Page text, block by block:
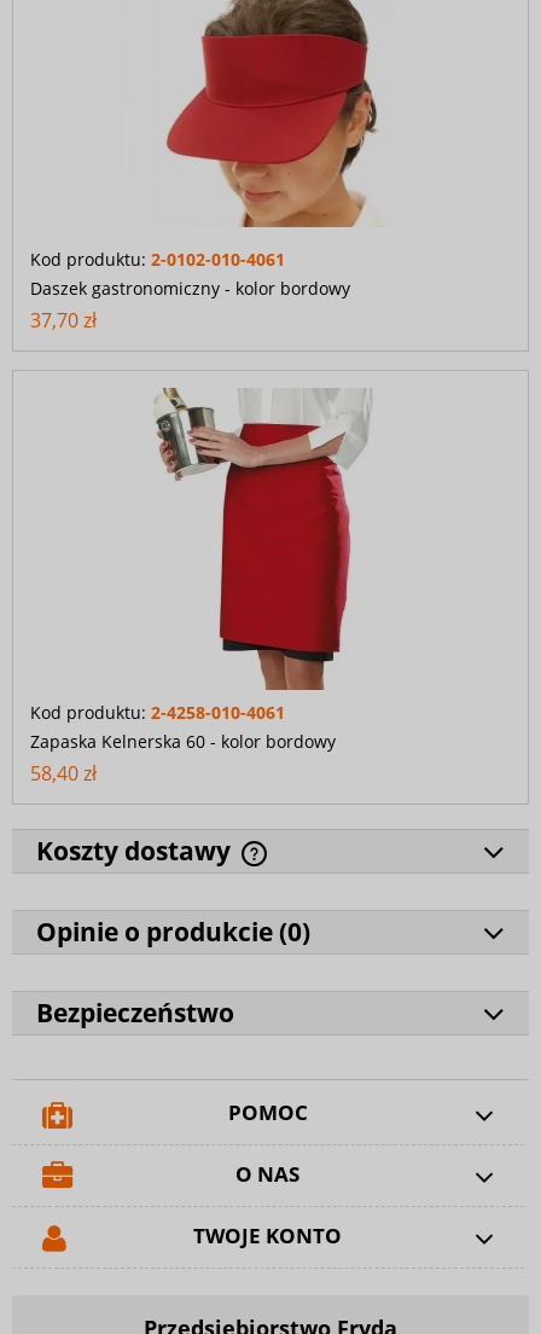
Kod produktu: 2-0102-010-4061
Daszek gastronomiczny - kolor bordowy
37,70 zł
Kod produktu: 2-4258-010-4061
Zapaska Kelnerska 60 - kolor bordowy
58,40 zł
Koszty dostawy
Opinie o produkcie (0)
Bezpieczeństwo
POMOC
O NAS
TWOJE KONTO